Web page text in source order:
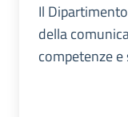
Il
della
competenze